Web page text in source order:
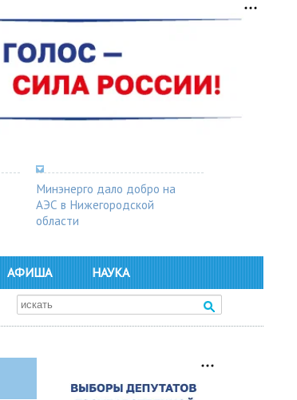
Минэнерго дало добро на
АЭС в Нижегородской
области
АФИША НАУКА